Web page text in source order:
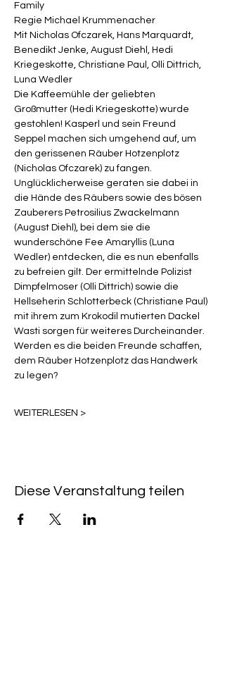
Family
Regie Michael Krummenacher
Mit Nicholas Ofczarek, Hans Marquardt,
Benedikt Jenke, August Diehl , Hedi
Kriegeskotte, Christiane Paul , Olli Dittrich,
Luna Wedler
Die Kaffeemühle der geliebten
Großmutter (Hedi Kriegeskotte) wurde
gestohlen! Kasperl und sein Freund
Seppel machen sich umgehend auf, um
den gerissenen Räuber Hotzenplotz
(Nicholas Ofczarek) zu fangen.
Unglücklicherweise geraten sie dabei in
die Hände des Räubers sowie des bösen
Zauberers Petrosilius Zwackelmann
(August Diehl), bei dem sie die
wunderschöne Fee Amaryllis (Luna
Wedler) entdecken, die es nun ebenfalls
zu befreien gilt. Der ermittelnde Polizist
Dimpfelmoser (Olli Dittrich) sowie die
Hellseherin Schlotterbeck (Christiane Paul)
mit ihrem zum Krokodil mutierten Dackel
Wasti sorgen für weiteres Durcheinander.
Werden es die beiden Freunde schaffen,
dem Räuber Hotzenplotz das Handwerk
zu legen?
WEITERLESEN >
Diese Veranstaltung teilen